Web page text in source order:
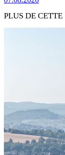
PLUS DE